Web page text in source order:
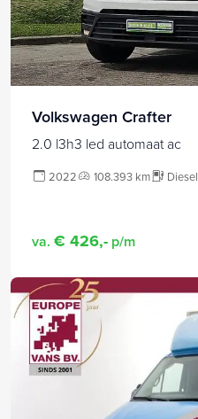
Volkswagen Crafter
2.0 l3h3 led automaat ac
2022 108.393 km Diesel
va. € 426,- p/m